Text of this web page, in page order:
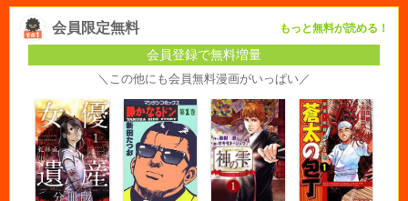
会員限定無料 もっと無料が読める！
会員登録で無料増量
＼この他にも会員無料漫画がいっぱい／